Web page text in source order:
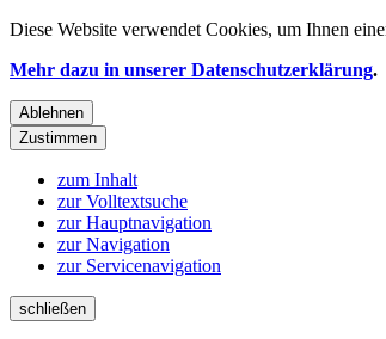
Diese Website verwendet Cookies, um Ihnen
Mehr dazu in unserer Datenschutzerklärung.
Ablehnen
Zustimmen
zum Inhalt
zur Volltextsuche
zur Hauptnavigation
zur Navigation
zur Servicenavigation
schließen